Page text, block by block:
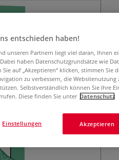
entschieden haben!
unseren Partnern liegt viel daran, Ihnen
haben Datenschutzgrundsätze wie
auf „Akzeptieren“ klicken, stimmen Sie
zu verbessern, die
Selbstverständlich können Sie Ihre
Diese finden Sie unter Datenschutz
Akzeptieren
Einstellungen